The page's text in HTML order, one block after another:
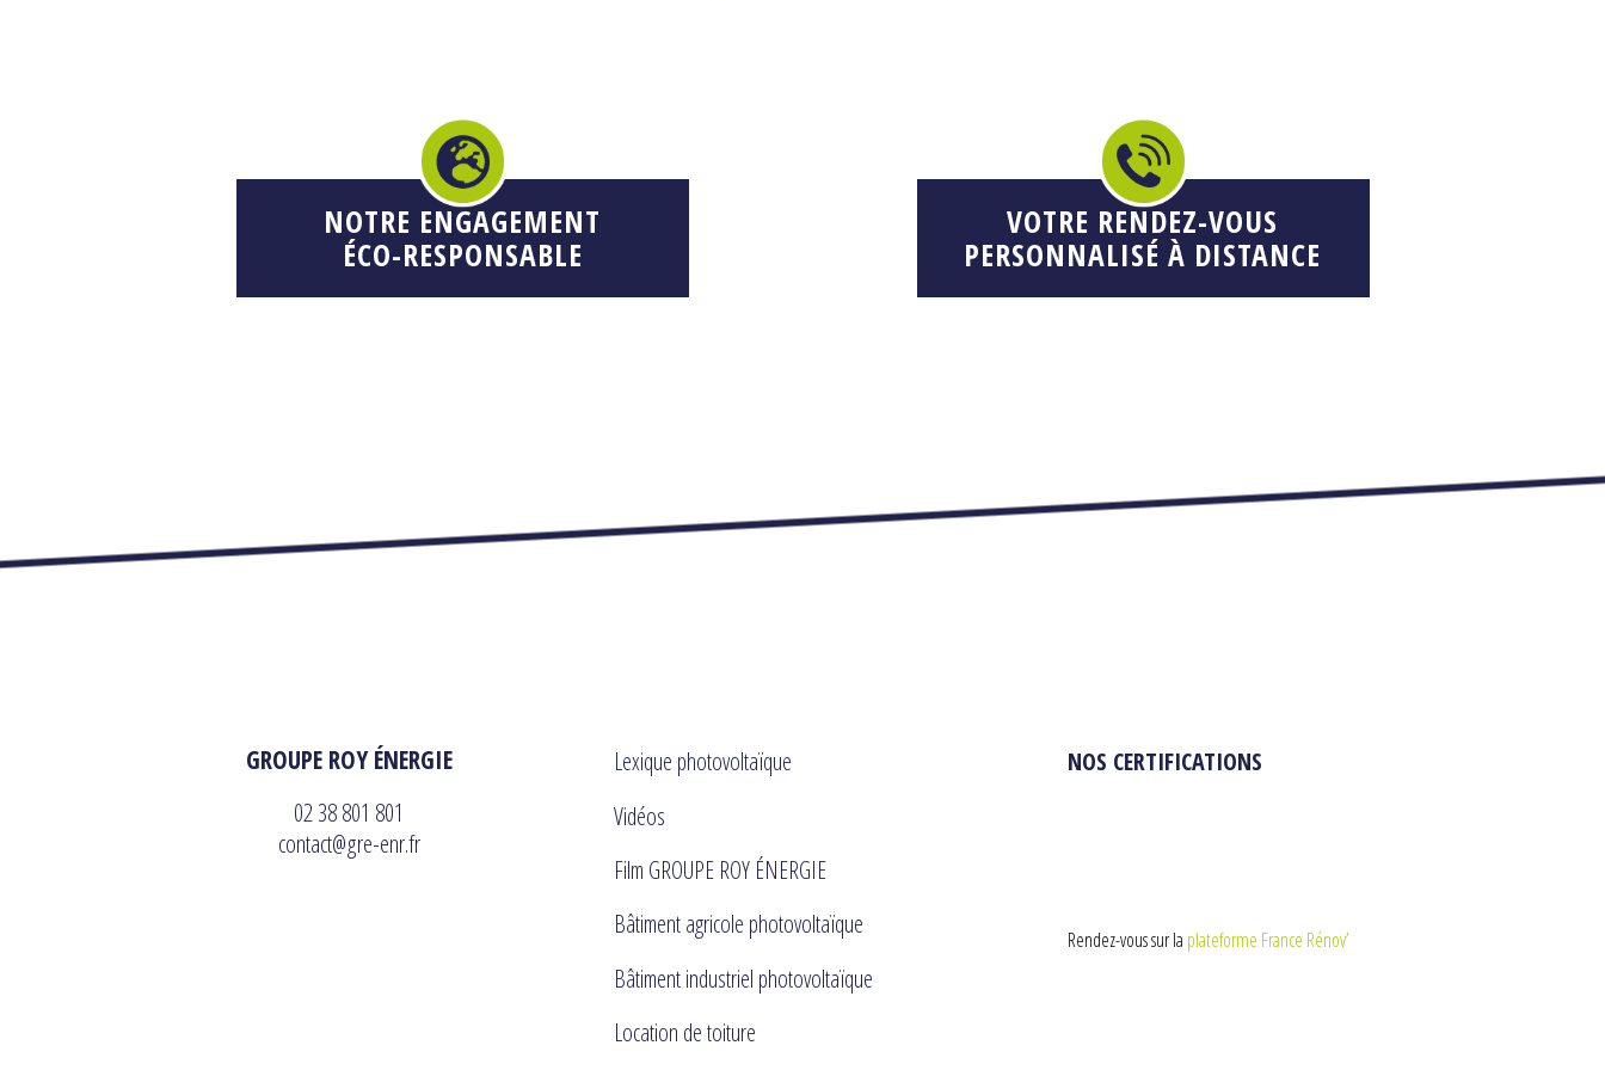
NOTRE ENGAGEMENT
ÉCO-RESPONSABLE
VOTRE RENDEZ-VOUS
PERSONNALISÉ À DISTANCE
GROUPE ROY ÉNERGIE
02 38 801 801
contact@gre-enr.fr
Lexique photovoltaïque
Vidéos
Film GROUPE ROY ÉNERGIE
Bâtiment agricole photovoltaïque
Bâtiment industriel photovoltaïque
Location de toiture
NOS CERTIFICATIONS
Rendez-vous sur la plateforme France Rénov’